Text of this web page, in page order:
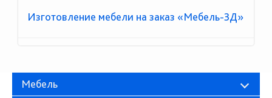
Изготовление мебели на заказ «Мебель-3Д»
Мебель